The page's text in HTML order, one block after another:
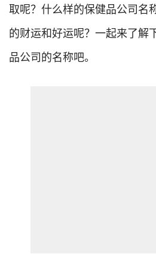
取呢？什么样的保健品公司名
的财运和好运呢？一起来了解
品公司的名称吧。